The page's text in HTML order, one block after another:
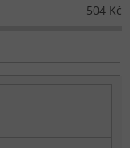
504 Kč